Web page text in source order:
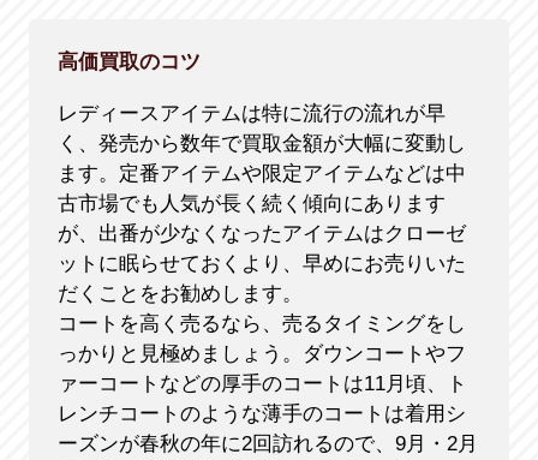
高価買取のコツ
レディースアイテムは特に流行の流れが早
く、発売から数年で買取金額が大幅に変動し
ます。定番アイテムや限定アイテムなどは中
古市場でも人気が長く続く傾向にあります
が、出番が少なくなったアイテムはクローゼ
ットに眠らせておくより、早めにお売りいた
だくことをお勧めします。
コートを高く売るなら、売るタイミングをし
っかりと見極めましょう。ダウンコートやフ
ァーコートなどの厚手のコートは11月頃、ト
レンチコートのような薄手のコートは着用シ
ーズンが春秋の年に2回訪れるので、9月・2月